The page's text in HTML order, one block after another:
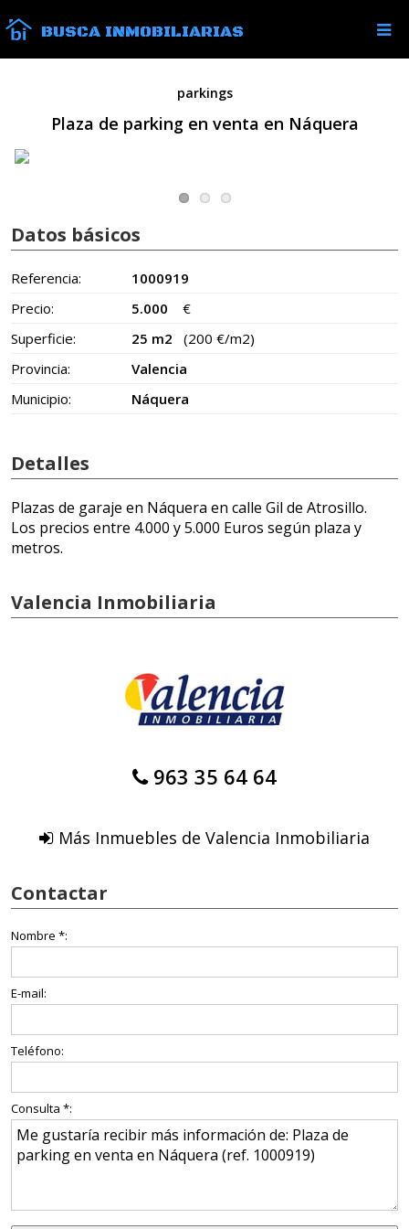
BUSCA INMOBILIARIAS
parkings
Plaza de parking en venta en Náquera
Datos básicos
Referencia:
1000919
Precio:
5.000
€
Superficie:
25 m2
(200 €/m2)
Provincia:
Valencia
Municipio:
Náquera
Detalles
Plazas de garaje en Náquera en calle Gil de Atrosillo.
Los precios entre 4.000 y 5.000 Euros según plaza y
metros.
Valencia Inmobiliaria
963 35 64 64
Más Inmuebles de Valencia Inmobiliaria
Contactar
Nombre *:
E-mail:
Teléfono:
Consulta *: